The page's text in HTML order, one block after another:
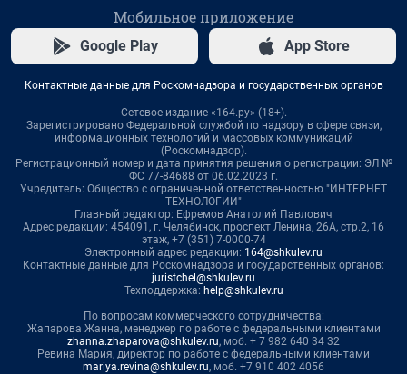
Мобильное приложение
Google Play App Store
Контактные данные для Роскомнадзора и государственных органов
Сетевое издание «164.ру» (18+).
Зарегистрировано Федеральной службой по надзору в сфере связи,
информационных технологий и массовых коммуникаций
(Роскомнадзор).
Регистрационный номер и дата принятия решения о регистрации: ЭЛ №
ФС 77-84688 от 06.02.2023 г.
Учредитель: Общество с ограниченной ответственностью "ИНТЕРНЕТ
ТЕХНОЛОГИИ"
Главный редактор: Ефремов Анатолий Павлович
Адрес редакции: 454091, г. Челябинск, проспект Ленина, 26А, стр.2, 16
этаж, +7 (351) 7-0000-74
Электронный адрес редакции: 164@shkulev.ru
Контактные данные для Роскомнадзора и государственных органов:
juristchel@shkulev.ru
Техподдержка: help@shkulev.ru
По вопросам коммерческого сотрудничества:
Жапарова Жанна, менеджер по работе с федеральными клиентами
zhanna.zhaparova@shkulev.ru, моб. + 7 982 640 34 32
Ревина Мария, директор по работе с федеральными клиентами
mariya.revina@shkulev.ru, моб. +7 910 402 4056